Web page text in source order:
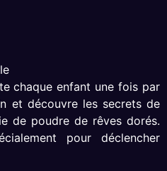
chaque enfant une fois par
et découvre les secrets de
de poudre de rêves dorés.
pour déclencher